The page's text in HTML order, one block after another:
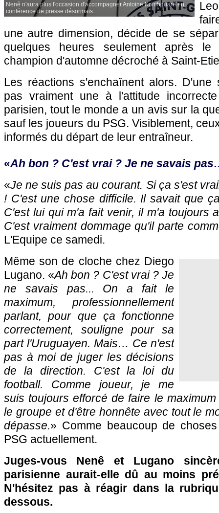
Nenê n'aura plus l'occasion d'accompagner Antoine Kombouaré en
conférence de presse désormais...
une autre dimension, décide de se
quelques heures seulement après
champion d'automne décroché à Saint-
Les réactions s'enchaînent alors.
pas vraiment une à l'attitude
parisien, tout le monde a un avis sur la
sauf les joueurs du PSG. Visiblement,
informés du départ de leur entraîneur.
«Ah bon ? C'est vrai ? Je ne savais
«Je ne suis pas au courant. Si ça s'est
! C'est une chose difficile. Il savait que
C'est lui qui m'a fait venir, il m'a toujours
C'est vraiment dommage qu'il parte
L'Equipe ce samedi.
Même son de cloche chez Diego
Lugano. «Ah bon ? C'est vrai ? Je
ne savais pas... On a fait le
maximum, professionnellement
parlant, pour que ça fonctionne
correctement, souligne pour sa
part l'Uruguayen. Mais… Ce n'est
pas à moi de juger les décisions
de la direction. C'est la loi du
football. Comme joueur, je me
suis toujours efforcé de faire le
le groupe et d'être honnête avec tout le
dépasse.» Comme beaucoup de
PSG actuellement.
Juges-vous Nenê et Lugano
parisienne aurait-elle dû au moins
N'hésitez pas à réagir dans la
dessous.